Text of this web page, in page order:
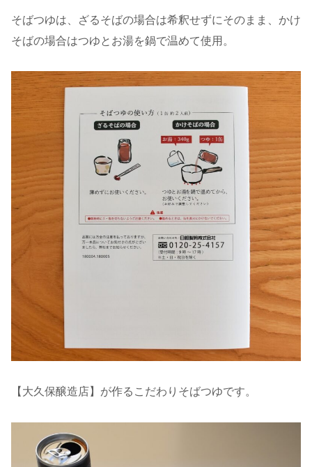
そばつゆは、ざるそばの場合は希釈せずにそのまま、かけ
そばの場合はつゆとお湯を鍋で温めて使用。
【大久保醸造店】が作るこだわりそばつゆです。